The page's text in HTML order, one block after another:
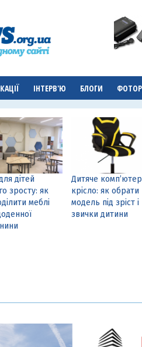
ІНТЕРВ'Ю БЛОГИ
дітей
зросту: як
меблі
Дитяче
крісло: як обрати
модель під зріст і
звички дитини